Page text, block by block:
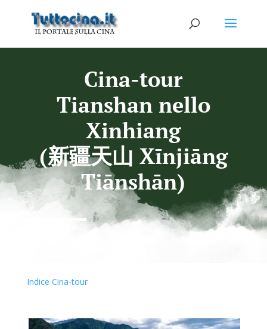
Cina-tour
Tianshan nello
Xinhiang
(新疆天山 Xīnjiāng
Tiānshān)
Indice Cina-tour